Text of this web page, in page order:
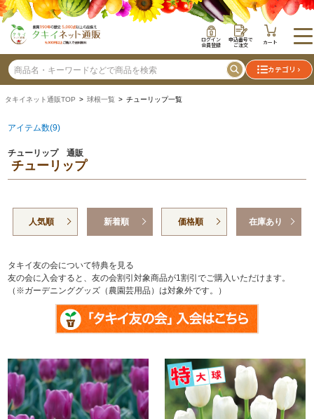
ログイン
会員登録
申込番号で
ご注文 カート
カテゴリ
タキイネット通販TOP > 球根一覧 > チューリップ一覧
アイテム数(9)
チューリップ 通販
チューリップ
人気順 新着順 価格順 在庫あり
タキイ友の会について特典を見る
友の会に入会すると、友の会割引対象商品が1割引でご購入いただけます。
（※ガーデニンググッズ（農園芸用品）は対象外です。）